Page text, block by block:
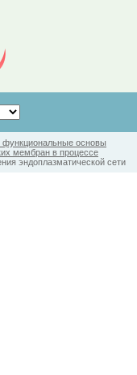
функциональные основы
мембран в процессе
эндоплазматической сети